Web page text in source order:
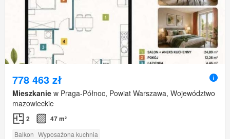
778 463 zł
Mieszkanie w Praga-Północ, Powiat Warszawa, Województwo
mazowieckie
2 47 m²
Balkon Wyposażona kuchnia